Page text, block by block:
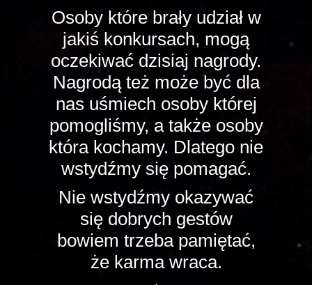
Osoby które brały udział w
jakiś konkursach, mogą
oczekiwać dzisiaj nagrody.
Nagrodą też może być dla
nas uśmiech osoby której
pomogliśmy, a także osoby
która kochamy. Dlatego nie
wstydźmy się pomagać.
Nie wstydźmy okazywać
się dobrych gestów
bowiem trzeba pamiętać,
że karma wraca.